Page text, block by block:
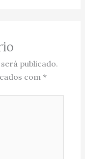
publicado.
com *